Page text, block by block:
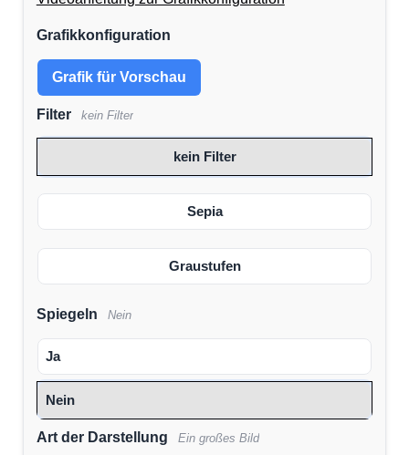
Grafikkonfiguration
Grafik für Vorschau
Filter kein Filter
kein Filter
Sepia
Graustufen
Spiegeln Nein
Ja
Nein
Art der Darstellung Ein großes Bild